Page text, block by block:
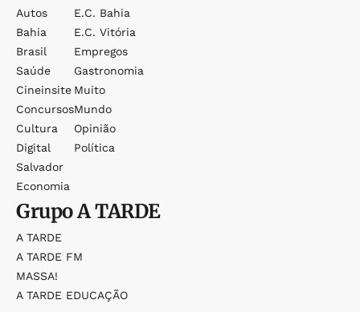
Autos
Bahia
Brasil
Saúde
Cineinsite
Concursos
Cultura
Digital
Salvador
Economia
E.c. Bahia
E.c. Vitória
Empregos
Gastronomia
Muito
Mundo
Opinião
Política
GrupoA TARDE
A TARDE
A TARDE FM
MASSA!
A TARDE EDUCAÇÃO